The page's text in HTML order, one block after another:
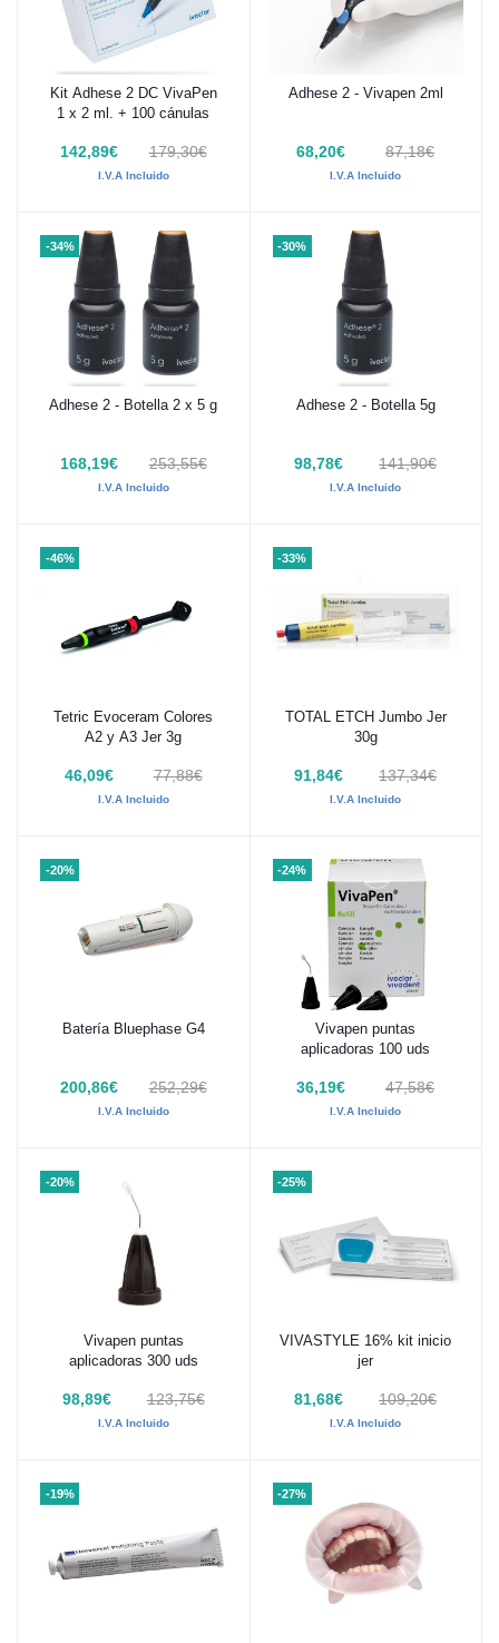
Añadir al carrito
Kit Adhese 2 DC VivaPen
1 x 2 ml. + 100 cánulas
142,89€ 179,30€
I.V.A Incluido
Añadir al carrito
Adhese 2 - Vivapen 2ml
68,20€ 87,18€
I.V.A Incluido
-34%
Añadir al carrito
Adhese 2 - Botella 2 x 5 g
168,19€ 253,55€
I.V.A Incluido
-30%
Añadir al carrito
Adhese 2 - Botella 5g
98,78€ 141,90€
I.V.A Incluido
-46%
Añadir al carrito
Tetric Evoceram Colores
A2 y A3 Jer 3g
46,09€ 77,88€
I.V.A Incluido
-33%
Añadir al carrito
TOTAL ETCH Jumbo Jer
30g
91,84€ 137,34€
I.V.A Incluido
-20%
Añadir al carrito
Batería Bluephase G4
200,86€ 252,29€
I.V.A Incluido
-24%
Añadir al carrito
Vivapen puntas
aplicadoras 100 uds
36,19€ 47,58€
I.V.A Incluido
-20%
Añadir al carrito
Vivapen puntas
aplicadoras 300 uds
98,89€ 123,75€
I.V.A Incluido
-25%
VIVASTYLE 16% kit inicio
jer
81,68€ 109,20€
I.V.A Incluido
-19% -27%